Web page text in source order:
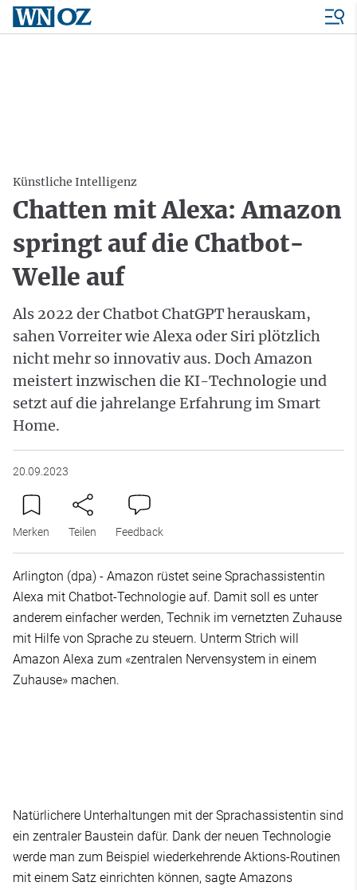
Künstliche Intelligenz
Chatten mit Alexa: Amazon
springt auf die Chatbot-
Welle auf
Als 2022 der Chatbot ChatGPT herauskam,
sahen Vorreiter wie Alexa oder Siri plötzlich
nicht mehr so innovativ aus. Doch Amazon
meistert inzwischen die KI-Technologie und
setzt auf die jahrelange Erfahrung im Smart
Home.
20.09.2023
Merken Teilen Feedback
Arlington (dpa) - Amazon rüstet seine Sprachassistentin
Alexa mit Chatbot-Technologie auf. Damit soll es unter
anderem einfacher werden, Technik im vernetzten Zuhause
mit Hilfe von Sprache zu steuern. Unterm Strich will
Amazon Alexa zum «zentralen Nervensystem in einem
Zuhause» machen.
Natürlichere Unterhaltungen mit der Sprachassistentin sind
ein zentraler Baustein dafür. Dank der neuen Technologie
werde man zum Beispiel wiederkehrende Aktions-Routinen
mit einem Satz einrichten können, sagte Amazons